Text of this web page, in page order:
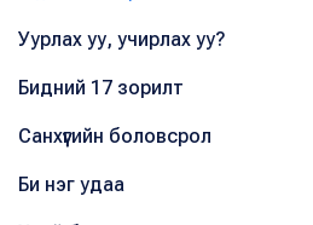
Уурлах уу, учирлах уу?
Бидний 17 зорилт
Санхүүгийн боловсрол
Би нэг удаа